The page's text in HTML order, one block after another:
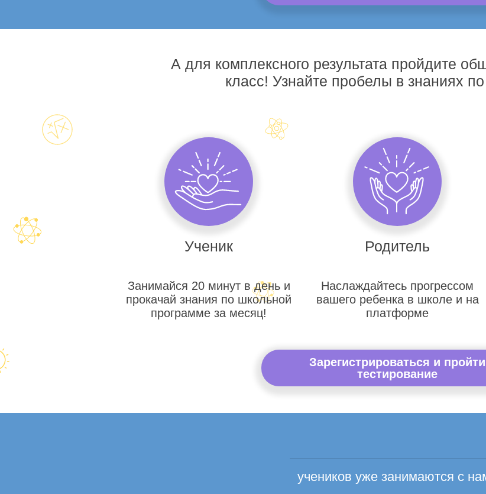
А для комплексного результата пройдите
класс! Узнайте пробелы в знаниях
Ученик
Занимайся 20 минут в день и
прокачай знания по школьной
программе за месяц!
Родитель
Наслаждайтесь прогрессом
вашего ребенка в школе и на
платформе
Зарегистрироваться и пройти
тестирование
учеников уже занимаются с